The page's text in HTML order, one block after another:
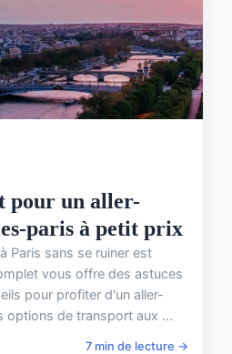
pour un aller-
paris à petit prix
Paris sans se ruiner est
vous offre des astuces
pour profiter d'un aller-
options de transport aux ...
7 min de lecture →